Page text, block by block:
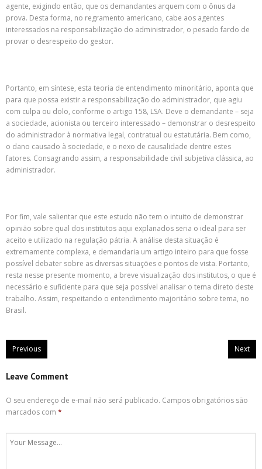
agente, exigindo então, que os demandantes arquem com o ônus da
prova. Desta forma, no regramento americano, cabe aos agentes
interessados na responsabilização do administrador, o pesado fardo de
provar o desrespeito do gestor.
Portanto, em síntese, esta teoria de entendimento minoritário, aponta que
para que possa existir a responsabilização do administrador, que agiu
com culpa ou dolo, conforme o artigo 158, LSA. Deve o demandante – seja
a sociedade, acionista ou terceiro interessado – demonstrar o desrespeito
do administrador à normativa legal, contratual ou estatutária. Bem como,
o dano causado à sociedade, e o nexo de causalidade dentre estes
fatores. Consagrando assim, a responsabilidade civil subjetiva clássica, ao
administrador.
Por fim, vale salientar que este estudo não tem o intuito de demonstrar
opinião sobre qual dos institutos aqui explanados seria o ideal para ser
aceito e utilizado na regulação pátria. A análise desta situação é
extremamente complexa, e demandaria um artigo inteiro para que fosse
possível debater sobre as diversas situações e pontos de vista. Portanto,
resta nesse presente momento, a breve visualização dos institutos, o que é
necessário e suficiente para que seja possível analisar o tema direto deste
trabalho. Assim, respeitando o entendimento majoritário sobre tema, no
Brasil.
Previous Next
Leave Comment
O seu endereço de e-mail não será publicado. Campos obrigatórios são
marcados com *